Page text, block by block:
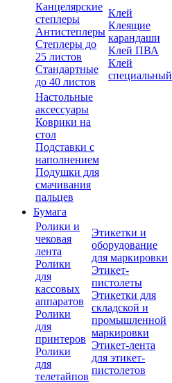
Канцелярские
степлеры
Антистеплеры
Степлеры до
25 листов
Стандартные
до 40 листов
Клей
Клеящие
карандаши
Клей ПВА
Клей
специальный
Настольные
аксессуары
Коврики на
стол
Подставки с
наполнением
Подушки для
смачивания
пальцев
Бумага
Ролики и
чековая
лента
Ролики
для
кассовых
аппаратов
Ролики
для
принтеров
Ролики
для
телетайпов
Этикетки и
оборудование
для маркировки
Этикет-
пистолеты
Этикетки для
складской и
промышленной
маркировки
Этикет-лента
для этикет-
пистолетов